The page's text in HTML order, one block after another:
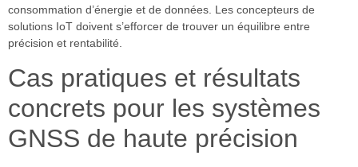
consommation d’énergie et de données. Les concepteurs de
solutions IoT doivent s’efforcer de trouver un équilibre entre
précision et rentabilité.
Cas pratiques et résultats
concrets pour les systèmes
GNSS de haute précision